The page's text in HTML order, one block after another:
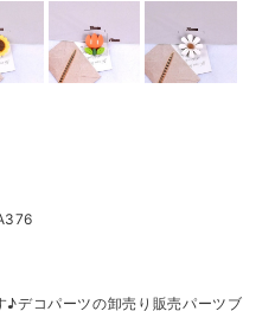
♪デコパーツの卸売り販売パーツブ